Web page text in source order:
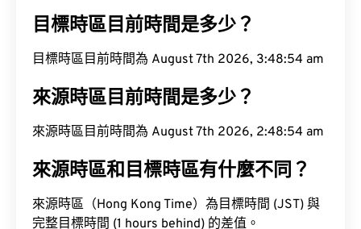
目標時區目前時間是多少？
目標時區目前時間為 August 7th 2026, 3:48:55 am
來源時區目前時間是多少？
來源時區目前時間為 August 7th 2026, 2:48:55 am
來源時區和目標時區有什麼不同？
來源時區（Hong Kong Time）為目標時間 (JST) 與
完整目標時間 (1 hours behind) 的差值。